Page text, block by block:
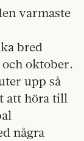
varmaste
bred
oktober.
upp så
att höra till
några